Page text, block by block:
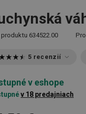
produktu 634522.00
5 recenzií
v eshope
v 18 predajniach